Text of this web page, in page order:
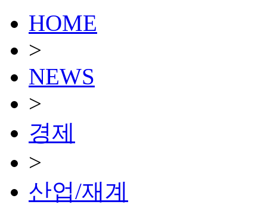
HOME
>
NEWS
>
경제
>
산업/재계